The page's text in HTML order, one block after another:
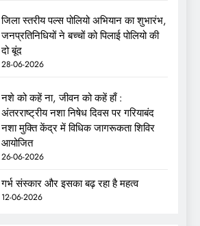
जिला स्तरीय पल्स पोलियो अभियान का शुभारंभ,
जनप्रतिनिधियों ने बच्चों को पिलाई पोलियो की
दो बूंद
28-06-2026
नशे को कहें ना, जीवन को कहें हाँ :
अंतरराष्ट्रीय नशा निषेध दिवस पर गरियाबंद
नशा मुक्ति केंद्र में विधिक जागरूकता शिविर
आयोजित
26-06-2026
गर्भ संस्कार और इसका बढ़ रहा है महत्व
12-06-2026